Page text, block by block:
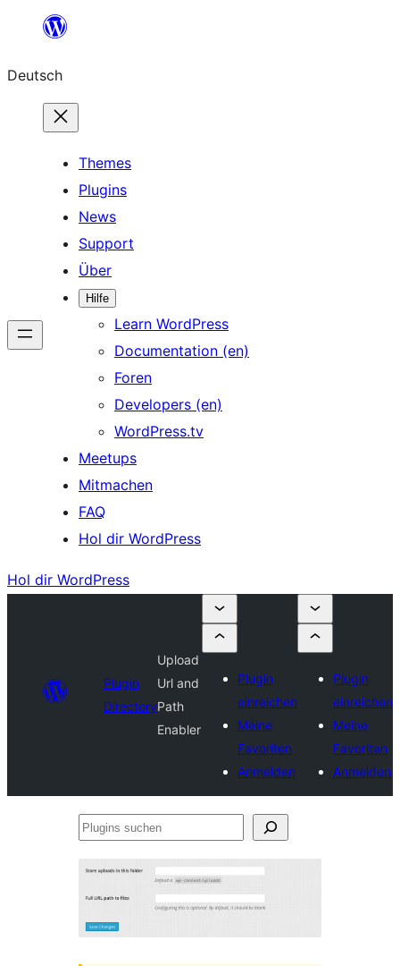
springen
Deutsch
Themes
Plugins
News
Support
Über
Hilfe
Learn WordPress
Documentation (en)
Foren
Developers (en)
WordPress.tv
Meetups
Mitmachen
FAQ
Hol dir WordPress
Hol dir WordPress
Plugin
Directory
Upload
Url and
Path
Enabler
Plugin
einreichen
Meine
Favoriten
Anmelden
Plugin
einreichen
Meine
Favoriten
Anmelden
Plugins